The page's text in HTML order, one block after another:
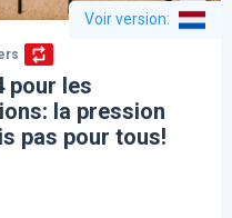
Voir version:
pour les
la pression
pas pour tous!